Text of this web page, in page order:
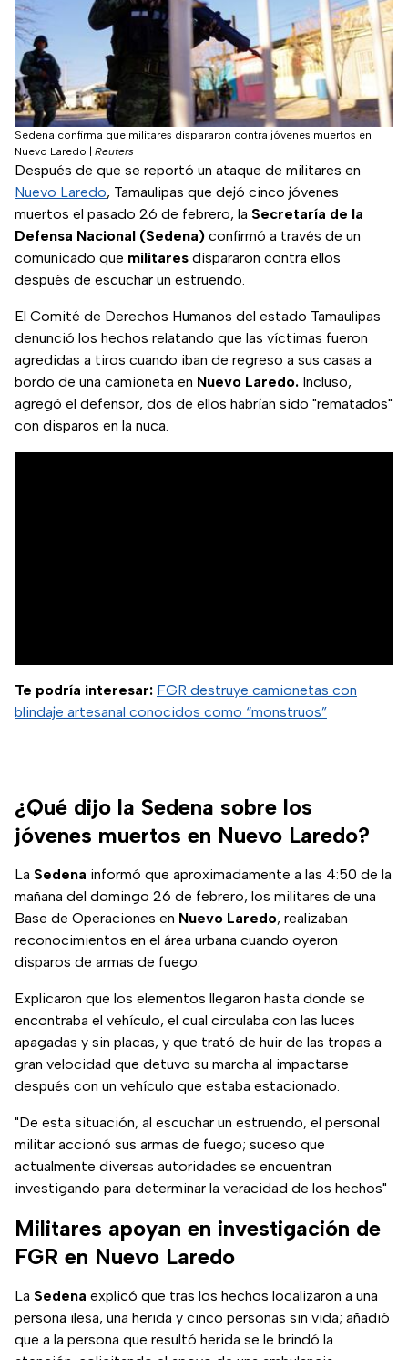
Sedena confirma que militares dispararon contra jóvenes muertos en
Nuevo Laredo
Reuters
Después de que se reportó un ataque de militares en
Nuevo Laredo, Tamaulipas que dejó cinco jóvenes
muertos el pasado 26 de febrero, la Secretaría de la
Defensa Nacional (Sedena) confirmó a través de un
comunicado que militares dispararon contra ellos
después de escuchar un estruendo.
El Comité de Derechos Humanos del estado Tamaulipas
denunció los hechos relatando que las víctimas fueron
agredidas a tiros cuando iban de regreso a sus casas a
bordo de una camioneta en Nuevo Laredo. Incluso,
agregó el defensor, dos de ellos habrían sido "rematados"
con disparos en la nuca.
Te podría interesar: FGR destruye camionetas con
blindaje artesanal conocidos como “monstruos”
¿Qué dijo la Sedena sobre los
jóvenes muertos en Nuevo Laredo?
La Sedena informó que aproximadamente a las 4:50 de la
mañana del domingo 26 de febrero, los militares de una
Base de Operaciones en Nuevo Laredo, realizaban
reconocimientos en el área urbana cuando oyeron
disparos de armas de fuego.
Explicaron que los elementos llegaron hasta donde se
encontraba el vehículo, el cual circulaba con las luces
apagadas y sin placas, y que trató de huir de las tropas a
gran velocidad que detuvo su marcha al impactarse
después con un vehículo que estaba estacionado.
"De esta situación, al escuchar un estruendo, el personal
militar accionó sus armas de fuego; suceso que
actualmente diversas autoridades se encuentran
investigando para determinar la veracidad de los hechos"
Militares apoyan en investigación de
FGR en Nuevo Laredo
La Sedena explicó que tras los hechos localizaron a una
persona ilesa, una herida y cinco personas sin vida; añadió
que a la persona que resultó herida se le brindó la